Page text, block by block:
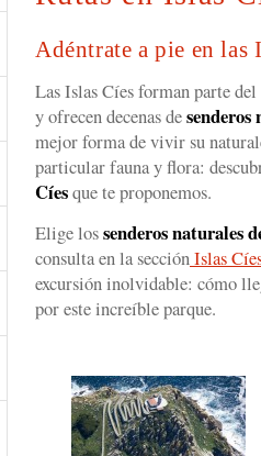
Adéntrate a pie en las
Las Islas Cíes forman parte del
y ofrecen decenas desenderos
mejor forma de vivir su
particular fauna y flora:
Cíesque te proponemos.
Elige lossenderos naturales
consulta en la secciónIslas
excursión inolvidable: cómo
por este increíble parque.